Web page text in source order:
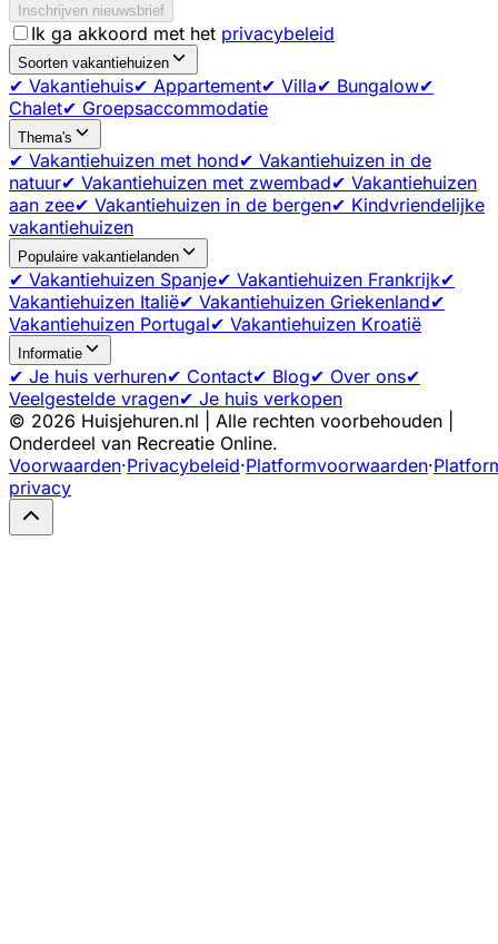
Inschrijven nieuwsbrief
Ik ga akkoord met het privacybeleid
Soorten vakantiehuizen
✔ Vakantiehuis✔ Appartement✔ Villa✔ Bungalow✔
Chalet✔ Groepsaccommodatie
Thema's
✔ Vakantiehuizen met hond✔ Vakantiehuizen in de
natuur✔ Vakantiehuizen met zwembad✔ Vakantiehuizen
aan zee✔ Vakantiehuizen in de bergen✔ Kindvriendelijke
vakantiehuizen
Populaire vakantielanden
✔ Vakantiehuizen Spanje✔ Vakantiehuizen Frankrijk✔
Vakantiehuizen Italië✔ Vakantiehuizen Griekenland✔
Vakantiehuizen Portugal✔ Vakantiehuizen Kroatië
Informatie
✔ Je huis verhuren✔ Contact✔ Blog✔ Over ons✔
Veelgestelde vragen✔ Je huis verkopen
© 2026 Huisjehuren.nl | Alle rechten voorbehouden |
Onderdeel van Recreatie Online.
Voorwaarden·Privacybeleid·Platformvoorwaarden·
privacy